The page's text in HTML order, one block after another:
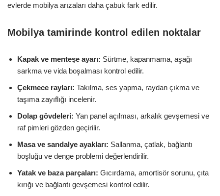
evlerde mobilya arızaları daha çabuk fark edilir.
Mobilya tamirinde kontrol edilen noktalar
Kapak ve menteşe ayarı: Sürtme, kapanmama, aşağı
sarkma ve vida boşalması kontrol edilir.
Çekmece rayları: Takılma, ses yapma, raydan çıkma ve
taşıma zayıflığı incelenir.
Dolap gövdeleri: Yan panel açılması, arkalık gevşemesi ve
raf pimleri gözden geçirilir.
Masa ve sandalye ayakları: Sallanma, çatlak, bağlantı
boşluğu ve denge problemi değerlendirilir.
Yatak ve baza parçaları: Gıcırdama, amortisör sorunu, çıta
kırığı ve bağlantı gevşemesi kontrol edilir.